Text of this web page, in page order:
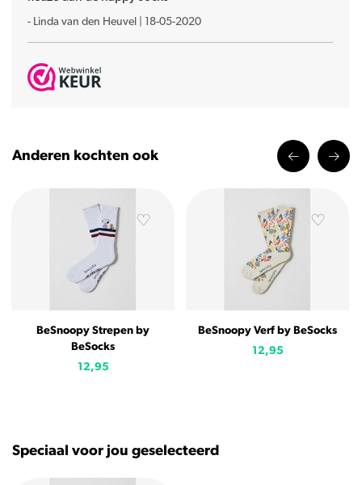
- Linda van den Heuvel 18-05-2020
Anderen kochten ook
BeSnoopy Strepen by
BeSocks
12,95
BeSnoopy Verf by BeSocks
12,95
Speciaal voor jou geselecteerd